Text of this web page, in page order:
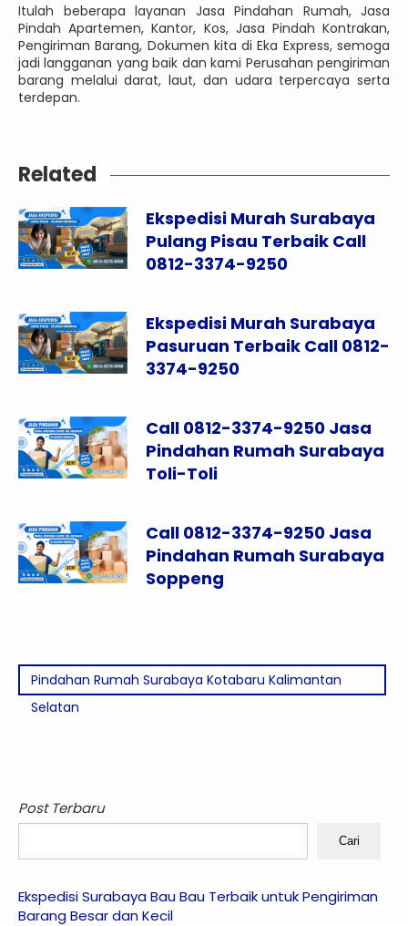
Itulah beberapa layanan Jasa Pindahan Rumah, Jasa
Pindah Apartemen, Kantor, Kos, Jasa Pindah Kontrakan,
Pengiriman Barang, Dokumen kita di Eka Express, semoga
jadi langganan yang baik dan kami Perusahan pengiriman
barang melalui darat, laut, dan udara terpercaya serta
terdepan.
Related
Ekspedisi Murah Surabaya
Pulang Pisau Terbaik Call
0812-3374-9250
Ekspedisi Murah Surabaya
Pasuruan Terbaik Call 0812-
3374-9250
Call 0812-3374-9250 Jasa
Pindahan Rumah Surabaya
Toli-Toli
Call 0812-3374-9250 Jasa
Pindahan Rumah Surabaya
Soppeng
Pindahan Rumah Surabaya Kotabaru Kalimantan
Selatan
Post Terbaru
Cari
Ekspedisi Surabaya Bau Bau Terbaik untuk Pengiriman
Barang Besar dan Kecil